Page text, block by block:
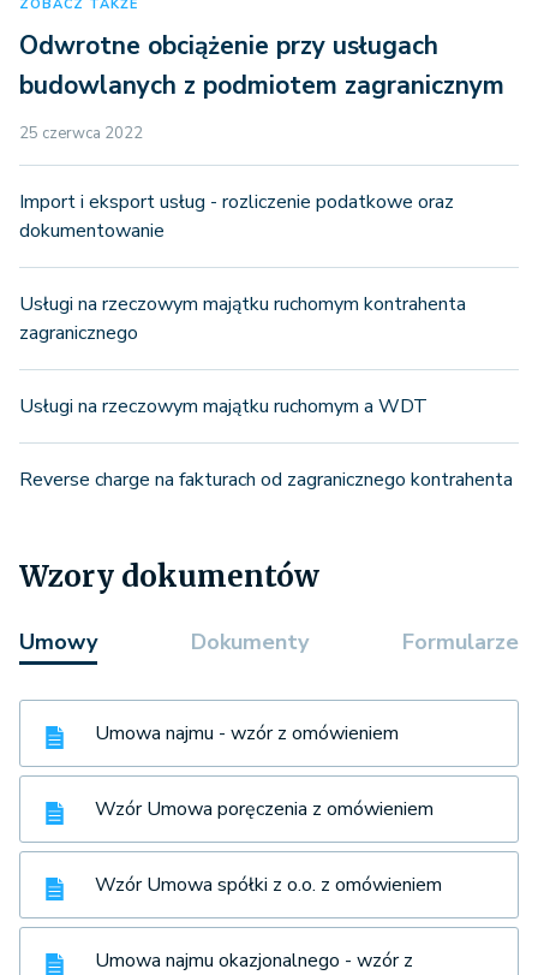
ZOBACZ TAKŻE
Odwrotne obciążenie przy usługach
budowlanych z podmiotem zagranicznym
25 czerwca 2022
Import i eksport usług - rozliczenie podatkowe oraz
dokumentowanie
Usługi na rzeczowym majątku ruchomym kontrahenta
zagranicznego
Usługi na rzeczowym majątku ruchomym a WDT
Reverse charge na fakturach od zagranicznego kontrahenta
Wzory dokumentów
Umowy Dokumenty Formularze
Umowa najmu - wzór z omówieniem
Wzór Umowa poręczenia z omówieniem
Wzór Umowa spółki z o.o. z omówieniem
Umowa najmu okazjonalnego - wzór z